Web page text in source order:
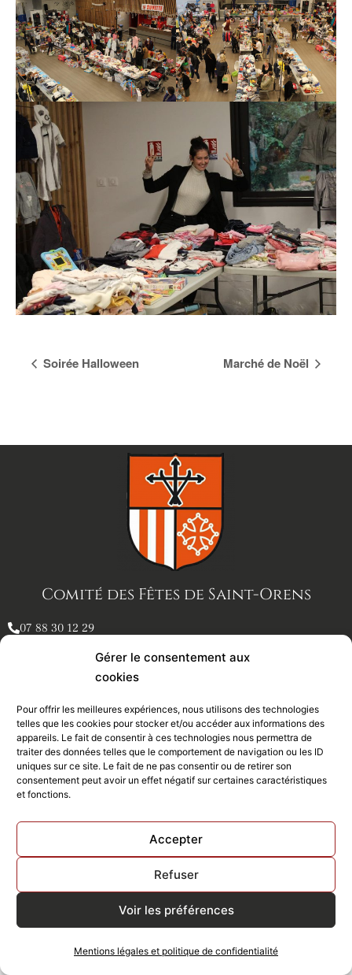
Gérer le consentement aux
cookies
Pour offrir les meilleures expériences, nous utilisons des technologies
telles que les cookies pour stocker et/ou accéder aux informations des
appareils. Le fait de consentir à ces technologies nous permettra de
traiter des données telles que le comportement de navigation ou les ID
uniques sur ce site. Le fait de ne pas consentir ou de retirer son
consentement peut avoir un effet négatif sur certaines caractéristiques
et fonctions.
Accepter
Refuser
Voir les préférences
Mentions légales et politique de confidentialité
Navigation
Soirée Halloween Marché de Noël
Comité des Fêtes de Saint-Orens
07 88 30 12 29
Newsletter
mentions légales et politique de confidentialité